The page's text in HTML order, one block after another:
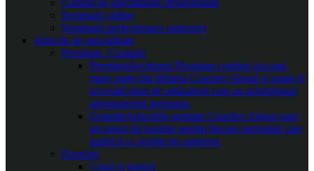
Cursuri de specializare profesională
Seminarii online
Seminarii perfecționare antrenori
Articole de specialitate
Premium / Gratuite
PremiumSecțiunea Premium conține cea mai
mare parte din librăria Coaches Ahead și poate fi
accesată doar de utilizatorii care au achiziționat
abonamentul premium.
GratuiteArticolele gratuite Coaches Ahead sunt
un punct de pornire pentru fiecare persoană care
aspiră la o poziție de antrenor.
Exerciții
Copii și juniori